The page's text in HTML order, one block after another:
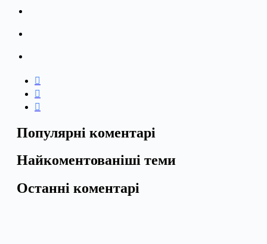
Популярні коментарі
Найкоментованіші теми
Останні коментарі